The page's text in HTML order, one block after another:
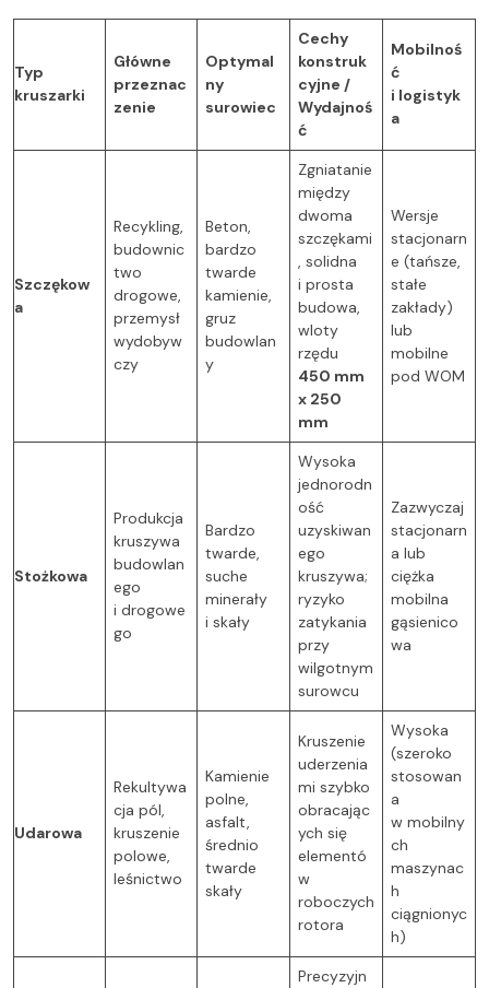
Typ
kruszarki
Główne
przeznac
zenie
Optymal
ny
surowiec
Cechy
konstruk
cyjne /
Wydajnoś
ć
Mobilnoś
ć
i logistyk
a
Szczękow
a
Recykling,
budownic
two
drogowe,
przemysł
wydobyw
czy
Beton,
bardzo
twarde
kamienie,
gruz
budowlan
y
Zgniatanie
między
dwoma
szczękami
, solidna
i prosta
budowa,
wloty
rzędu
450 mm
x 250
mm
Wersje
stacjonarn
e (tańsze,
stałe
zakłady)
lub
mobilne
pod WOM
Stożkowa
Produkcja
kruszywa
budowlan
ego
i drogowe
go
Bardzo
twarde,
suche
minerały
i skały
Wysoka
jednorodn
ość
uzyskiwan
ego
kruszywa;
ryzyko
zatykania
przy
wilgotnym
surowcu
Zazwyczaj
stacjonarn
a lub
ciężka
mobilna
gąsienico
wa
Udarowa
Rekultywa
cja pól,
kruszenie
polowe,
leśnictwo
Kamienie
polne,
asfalt,
średnio
twarde
skały
Kruszenie
uderzenia
mi szybko
obracając
ych się
elementó
w
roboczych
rotora
Wysoka
(szeroko
stosowan
a
w mobilny
ch
maszynac
h
ciągnionyc
h)
Precyzyjn